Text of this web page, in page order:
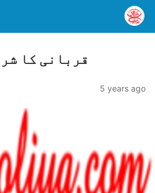
قربانی کا
5 years ago